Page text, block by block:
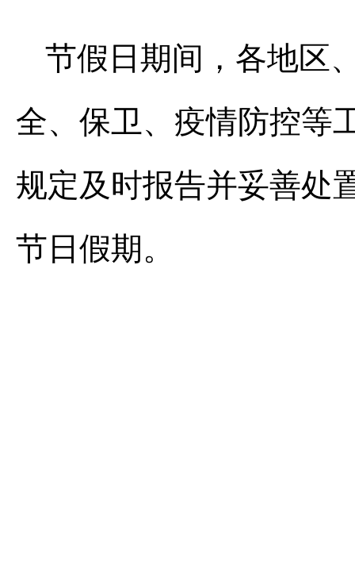
节假日期间，各地区
全、保卫、疫情防控等
规定及时报告并妥善处
节日假期。